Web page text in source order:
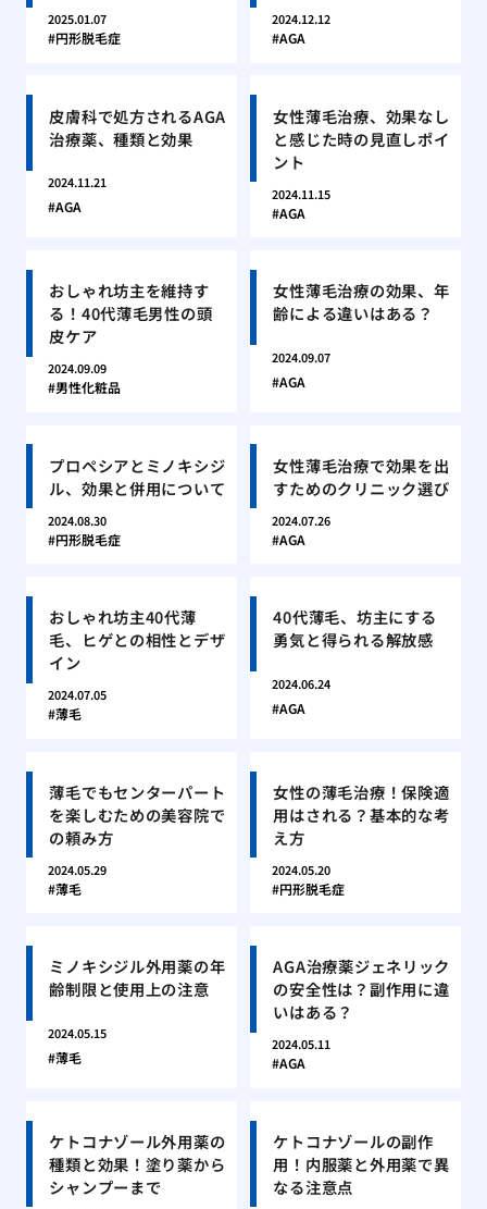
2025.01.07
円形脱毛症
2024.12.12
AGA
皮膚科で処方されるAGA
治療薬、種類と効果
2024.11.21
AGA
女性薄毛治療、効果なし
と感じた時の見直しポイ
ント
2024.11.15
AGA
おしゃれ坊主を維持す
る！40代薄毛男性の頭
皮ケア
2024.09.09
男性化粧品
女性薄毛治療の効果、年
齢による違いはある？
2024.09.07
AGA
プロペシアとミノキシジ
ル、効果と併用について
2024.08.30
円形脱毛症
女性薄毛治療で効果を出
すためのクリニック選び
2024.07.26
AGA
おしゃれ坊主40代薄
毛、ヒゲとの相性とデザ
イン
2024.07.05
薄毛
40代薄毛、坊主にする
勇気と得られる解放感
2024.06.24
AGA
薄毛でもセンターパート
を楽しむための美容院で
の頼み方
2024.05.29
薄毛
女性の薄毛治療！保険適
用はされる？基本的な考
え方
2024.05.20
円形脱毛症
ミノキシジル外用薬の年
齢制限と使用上の注意
2024.05.15
薄毛
AGA治療薬ジェネリック
の安全性は？副作用に違
いはある？
2024.05.11
AGA
ケトコナゾール外用薬の
種類と効果！塗り薬から
シャンプーまで
ケトコナゾールの副作
用！内服薬と外用薬で異
なる注意点